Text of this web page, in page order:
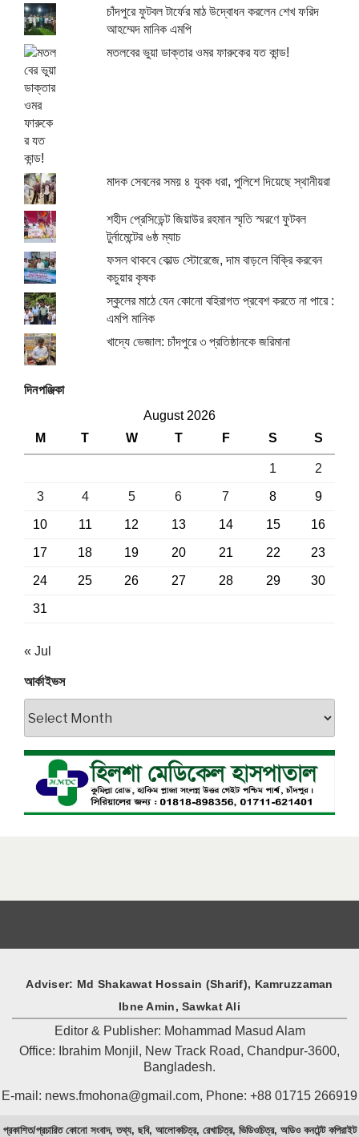
চাঁদপুরে ফুটবল টার্ফের মাঠ উদ্বোধন করলেন শেখ ফরিদ
আহম্মেদ মানিক এমপি
মতলবের ভুয়া ডাক্তার ওমর ফারুকের যত কান্ড!
মাদক সেবনের সময় ৪ যুবক ধরা, পুলিশে দিয়েছে স্থানীয়রা
শহীদ প্রেসিডেন্ট জিয়াউর রহমান স্মৃতি স্মরণে ফুটবল
টুর্নামেন্টের ৬ষ্ঠ ম্যাচ
ফসল থাকবে কোল্ড স্টোরেজে, দাম বাড়লে বিক্রি করবেন
কচুয়ার কৃষক
স্কুলের মাঠে যেন কোনো বহিরাগত প্রবেশ করতে না পারে :
এমপি মানিক
খাদ্যে ভেজাল: চাঁদপুরে ৩ প্রতিষ্ঠানকে জরিমানা
দিনপঞ্জিকা
August 2026
M
T W T F S S
1 2
3 4 5 6 7 8 9
10 11 12 13 14 15 16
17 18 19 20 21 22 23
24 25 26 27 28 29 30
31
« Jul
আর্কাইভস
Adviser: Md Shakawat Hossain (Sharif), Kamruzzaman
Ibne Amin, Sawkat Ali
Editor & Publisher: Mohammad Masud Alam
Office: Ibrahim Monjil, New Track Road, Chandpur-3600,
Bangladesh.
E-mail: news.fmohona@gmail.com, Phone: +88 01715 266919
প্রকাশিত/প্রচারিত কোনো সংবাদ, তথ্য, ছবি, আলোকচিত্র, রেখাচিত্র, ভিডিওচিত্র, অডিও কনটেন্ট কপিরাইট